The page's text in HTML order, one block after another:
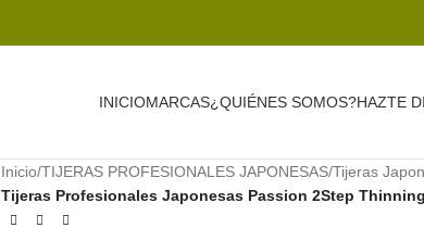
INICIOMARCAS¿QUIÉNES SOMOS?HAZTE
Inicio/TIJERAS PROFESIONALES JAPONESAS/Tijeras
Tijeras Profesionales Japonesas Passion 2Step